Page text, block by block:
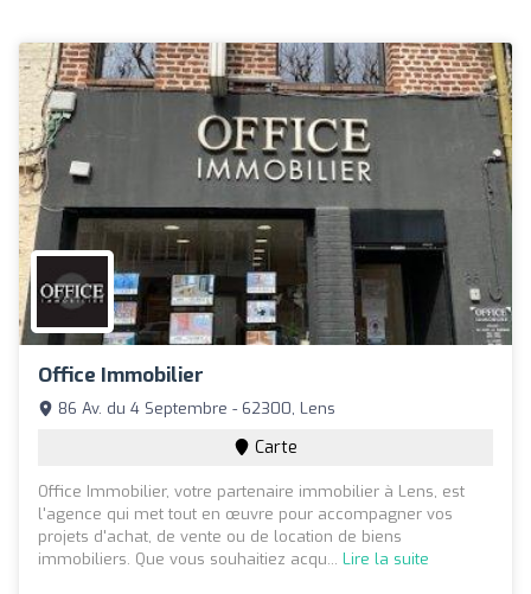
Office Immobilier
86 Av. du 4 Septembre - 62300, Lens
Carte
Office Immobilier, votre partenaire immobilier à Lens, est
l'agence qui met tout en œuvre pour accompagner vos
projets d'achat, de vente ou de location de biens
immobiliers. Que vous souhaitiez acqu... Lire la suite